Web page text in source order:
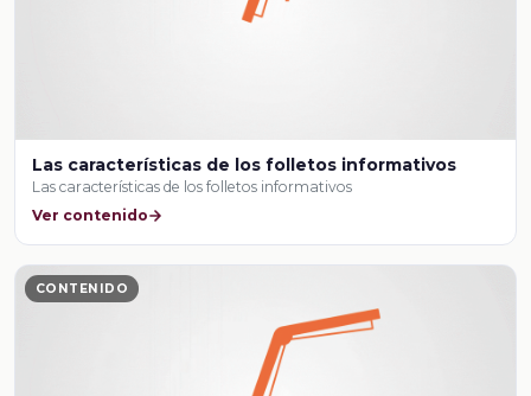
Las características de los folletos informativos
Las características de los folletos informativos
Ver contenido
CONTENIDO